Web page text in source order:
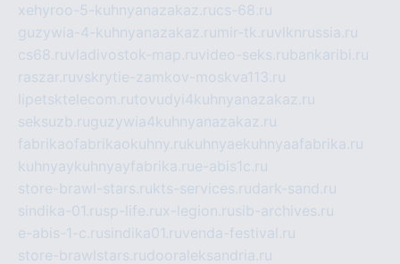
xehyroo-5-kuhnyanazakaz.rucs-68.ru
guzywia-4-kuhnyanazakaz.ru mir-tk.ruvlknrussia.ru
cs68.ruvladivostok-map.ruvideo-seks.rubankaribi.ru
raszar.ruvskrytie-zamkov-moskva113.ru
lipetsktelecom.rutovudyi4kuhnyanazakaz.ru
seksuzb.ruguzywia4kuhnyanazakaz.ru
fabrikaofabrikaokuhny.rukuhnyaekuhnyaafabrika.ru
kuhnyaykuhnyayfabrika.rue-abis1c.ru
store-brawl-stars.rukts-services.rudark-sand.ru
sindika-01.rusp-life.rux-legion.rusib-archives.ru
e-abis-1-c.rusindika01.ruvenda-festival.ru
store-brawlstars.rudooraleksandria.ru